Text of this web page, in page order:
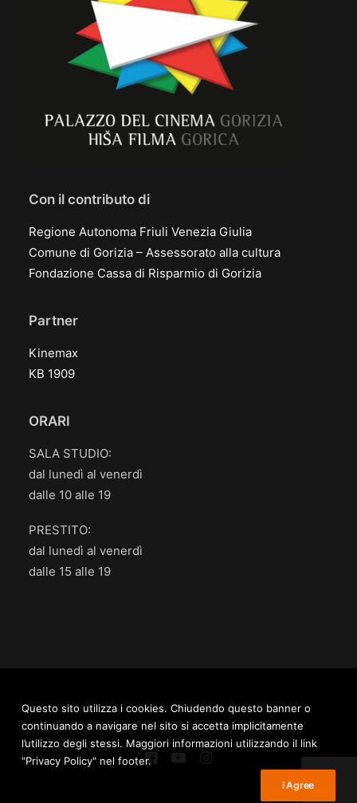
Con il contributo di
Regione Autonoma Friuli Venezia Giulia
Comune di Gorizia – Assessorato alla cultura
Fondazione Cassa di Risparmio di Gorizia
Partner
Kinemax
KB 1909
ORARI
SALA STUDIO:
dal lunedì al venerdì
dalle 10 alle 19
PRESTITO:
dal lunedì al venerdì
dalle 15 alle 19
Mediateca.GO “Ugo Casiraghi” 2020 © /Privacy Policy
Questo sito utilizza i cookies. Chiudendo questo banner o
continuando a navigare nel sito si accetta implicitamente
l’utilizzo degli stessi. Maggiori informazioni utilizzando il link
"Privacy Policy" nel footer.
I Agree